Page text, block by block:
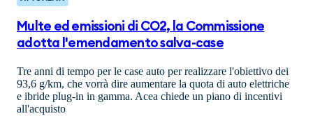
Multe ed emissioni di CO2, la Commissione
adotta l'emendamento salva-case
Tre anni di tempo per le case auto per realizzare l'obiettivo dei
93,6 g/km, che vorrà dire aumentare la quota di auto elettriche
e ibride plug-in in gamma. Acea chiede un piano di incentivi
all'acquisto